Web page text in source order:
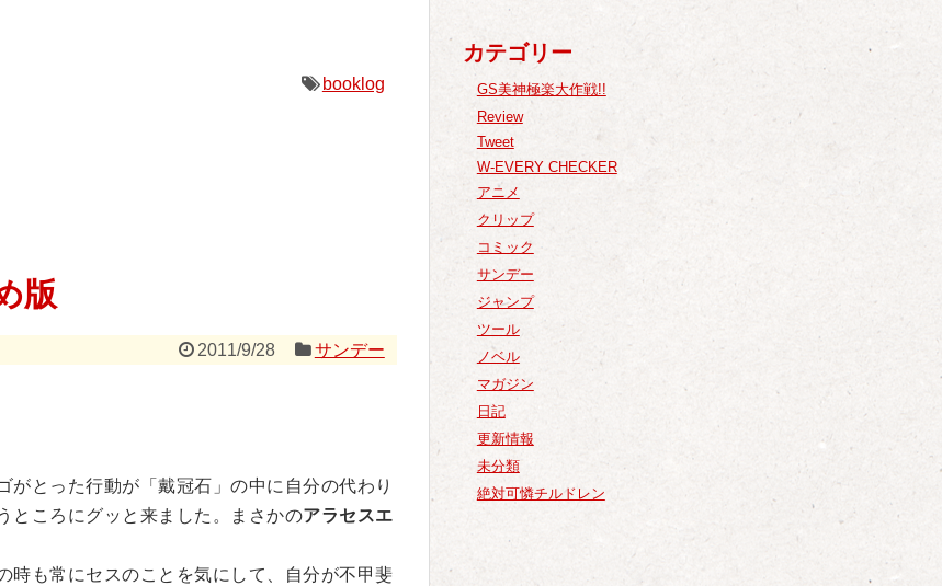
booklog
版
2011/9/28 サンデー
とった行動が「戴冠石」の中に自分の代わり
ところにグッと来ました。まさかのアラセスエ
も常にセスのことを気にして、自分が不甲斐
カテゴリー
GS美神極楽大作戦!!
Review
Tweet
W-EVERY CHECKER
アニメ
クリップ
コミック
サンデー
ジャンプ
ツール
ノベル
マガジン
日記
更新情報
未分類
絶対可憐チルドレン